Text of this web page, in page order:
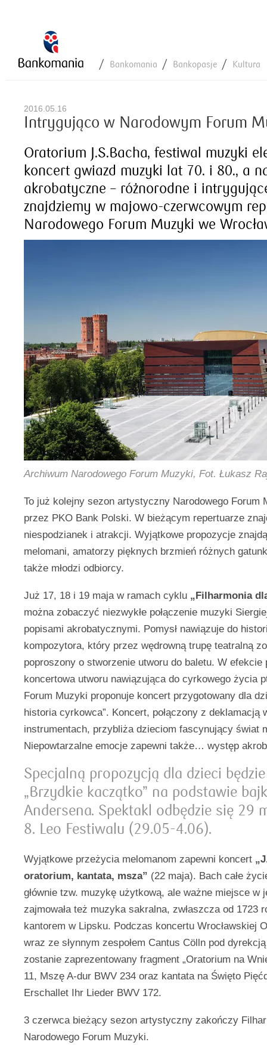
Bankomania Bankopasje Kultura
2016.05.16
Intrygująco w Narodowym Forum
Oratorium J.S.Bacha, festiwal muzyki
koncert gwiazd muzyki lat 70. i 80., a
akrobatyczne – różnorodne i
znajdziemy w majowo-czerwcowym
Narodowego Forum Muzyki we
Archiwum Narodowego Forum Muzyki, Fot. Łukasz
To już kolejny sezon artystyczny Narodowego Forum
przez PKO Bank Polski. W bieżącym repertuarze
niespodzianek i atrakcji. Wyjątkowe propozycje
melomani, amatorzy pięknych brzmień różnych
także młodzi odbiorcy.
Już 17, 18 i 19 maja w ramach cyklu „Filharmonia
można zobaczyć niezwykłe połączenie muzyki
popisami akrobatycznymi. Pomysł nawiązuje do
kompozytora, który przez wędrowną trupę teatralną
poproszony o stworzenie utworu do baletu. W efekcie
koncertowa utworu nawiązująca do cyrkowego życia
Forum Muzyki proponuje koncert przygotowany dla
historia cyrkowca”. Koncert, połączony z deklamacją
instrumentach, przybliża dzieciom fascynujący świat
Niepowtarzalne emocje zapewni także… występ
Specjalną propozycją dla dzieci
„Brzydkie kaczątko” na podstawie
Andersena. Spektakl odbędzie się 29
8. Leo Festiwalu (29.05-4.06).
Wyjątkowe przeżycia melomanom zapewni koncert
oratorium, kantata, msza” (22 maja). Bach całe
głównie tzw. muzykę użytkową, ale ważne miejsce w
zajmowała też muzyka sakralna, zwłaszcza od 1723
kantorem w Lipsku. Podczas koncertu Wrocławskiej
wraz ze słynnym zespołem Cantus Cölln pod
zostanie zaprezentowany fragment „Oratorium na
11, Mszę A-dur BWV 234 oraz kantata na Święto
Erschallet Ihr Lieder BWV 172.
3 czerwca bieżący sezon artystyczny zakończy
Narodowego Forum Muzyki.